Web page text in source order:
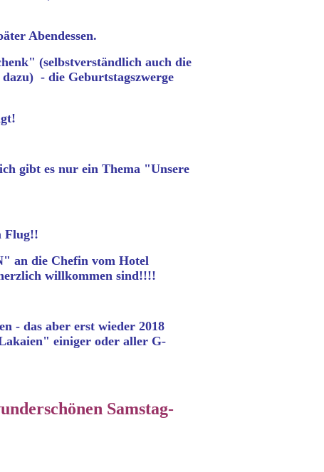
Abendessen.
(selbstverständlich auch die
- die Geburtstagszwerge
gibt es nur ein Thema "Unsere
Flug!!
an die Chefin vom Hotel
willkommen sind!!!!
- das aber erst wieder 2018
einiger oder aller G-
Samstag-